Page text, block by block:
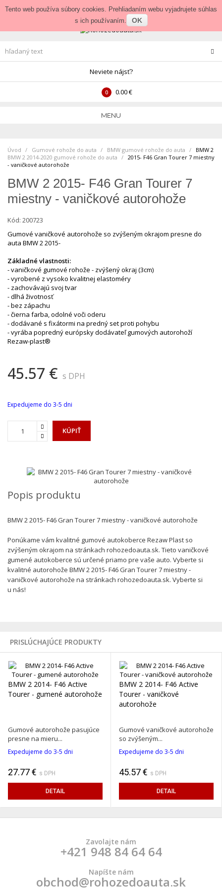
Prihlásenie • Veľkoobchod
Neviete nájsť?
0 0.00 €
MENU
Úvod Gumové rohože do auta BMW gumové rohože do auta
BMW 2 2014-2020 gumové rohože do auta
BMW 2
2015- F46 Gran Tourer 7 miestny
- vaničkové autorohože
BMW 2 2015- F46 Gran Tourer 7
miestny - vaničkové autorohože
Kód: 200723
Gumové vaničkové autorohože so zvýšeným okrajom presne do
auta BMW 2 2015-
Základné vlastnosti:
- vaničkové gumové rohože - zvýšený okraj (3cm)
- vyrobené z vysoko kvalitnej elastoméry
- zachovávajú svoj tvar
- dlhá životnosť
- bez zápachu
- čierna farba, odolné voči oderu
- dodávané s fixátormi na predný set proti pohybu
- vyrába popredný európsky dodávateľ gumových autorohoží
Rezaw-plast®
45.57 € s DPH
Expedujeme do 3-5 dni
KÚPIŤ
Popis produktu
BMW 2 2015- F46 Gran Tourer 7 miestny - vaničkové autorohože
Ponúkame vám kvalitné gumové autokoberce Rezaw Plast so
zvýšeným okrajom na stránkach rohozedoauta.sk. Tieto vaničkové
gumené autokoberce sú určené priamo pre vaše auto. Vyberte si
kvalitné autorohože BMW 2 2015- F46 Gran Tourer 7 miestny -
vaničkové autorohože na stránkach rohozedoauta.sk. Vyberte si
u nás!
PRISLÚCHAJÚCE PRODUKTY
BMW 2 2014- F46 Active
Tourer - gumené autorohože
Gumové autorohože pasujúce
presne na mieru...
Expedujeme do 3-5 dni
27.77 € s DPH
DETAIL
BMW 2 2014- F46 Active
Tourer - vaničkové
autorohože
Gumové vaničkové autorohože
so zvýšeným...
Expedujeme do 3-5 dni
45.57 € s DPH
DETAIL
Zavolajte nám
+421 948 84 64 64
Napíšte nám
obchod@rohozedoauta.sk
Tento web používa súbory cookies. Prehliadaním webu vyjadrujete súhlas
s ich používaním.
OK